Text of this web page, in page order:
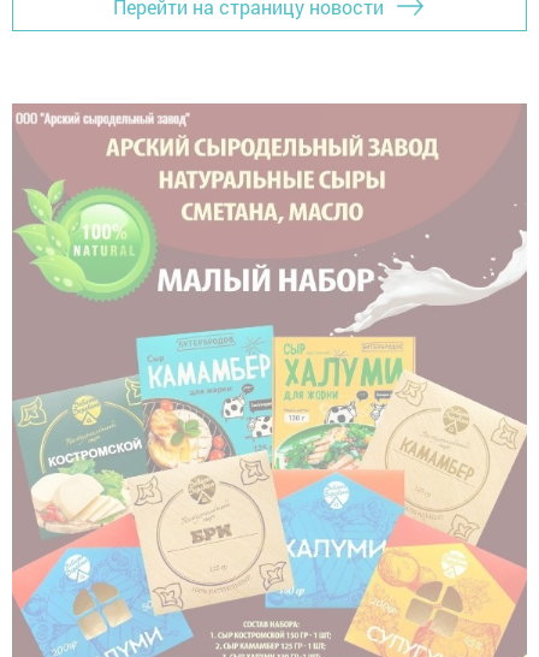
Перейти на страницу новости